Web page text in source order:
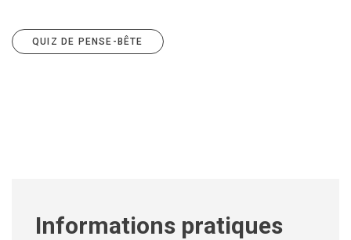
QUIZ DE PENSE-BÊTE
Informations pratiques